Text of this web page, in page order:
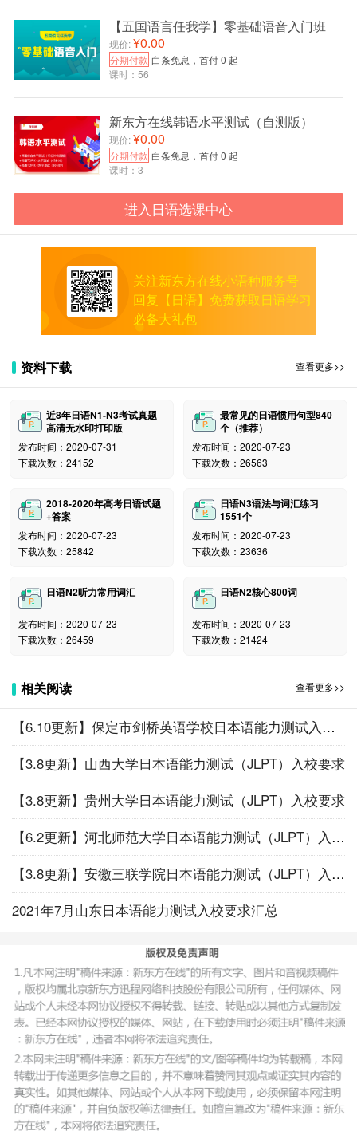
N2
与原日本语能力测试2级水平基本相同。
N3
设)。
N4
与原日本语能力测试4级水平基本相同。
*“N”代表“Nihongo(日语)”、“New(新)”的意思。
3.问：新“日本语能力测试”每年举办几次?
答：每年举行两次，分别安排在7月份和12月份。
4.问：如何报名参加新“日本语能力测试”?
答：仍采取网上报名的方式。考生可直接上网注册
个人信息，网上支付考费，考点不受理报名事宜。日本
语能力测试报名网址是http://www.etest.edu.cn(教育
网);http://www.etest.net.cn(公网)
答：网上报名要求电脑应与互联网连接并且装有网
络浏览器(最好是Microsoft IE6.0以上版本浏览器)。推荐
显示分辨率为1024*768。必须使用简体中文操作系统输
入数字。
6.问：报名需要什么条件?
答：报名没有年龄、职业、学历、地区、民族、国
7.问：报名所使用的证件有何要求?
答：关于证件使用方面，日本语能力测试在报名和
考试时规定考生可以使用的有效的证件：
中国大陆考生必须使用有效中华人民共和国居民身
份证
香港、澳门地区考生必须使用有效香港、澳门身份
证;台湾地区考生必须使用有效台湾居民往来大陆通行证
外国籍考生必须使用有效护照
中国军人必须使用有效的身份证、军官证、士兵
考生报名时须如实、准确提交身份证信息，包括：
证件类型、证件号码、姓名、拼音姓名、性别和出生日
期，确认提交后，不得更改，并将打印在准考证上;考生
在考试日须携带与准考证信息一致的有效身份证原件。
出现下列情况之一，考点将拒绝考生入场，并不予
改期考试或退还考费：
抵达考点与网上报名所选考点不一致;
未携带准考证或规定的有效身份证件;
【五国语言任我学】零基础语音入门班
现价:¥0.00
分期付款 白条免息，首付 0 起
课时：56
新东方在线韩语水平测试（自测版）
现价:¥0.00
分期付款 白条免息，首付 0 起
课时：3
进入日语选课中心
关注新东方在线小语种服务号
回复【日语】免费获取日语学习
必备大礼包
资料下载 查看更多>>
近8年日语N1-N3考试真题
高清无水印打印版
发布时间：2020-07-31
下载次数：24152
最常见的日语惯用句型840
个（推荐）
发布时间：2020-07-23
下载次数：26563
2018-2020年高考日语试题
+答案
发布时间：2020-07-23
下载次数：25842
日语N3语法与词汇练习
1551个
发布时间：2020-07-23
下载次数：23636
日语N2听力常用词汇
发布时间：2020-07-23
下载次数：26459
日语N2核心800词
发布时间：2020-07-23
下载次数：21424
相关阅读 查看更多>>
【6.10更新】保定市剑桥英语学校日本语能力测试入校要求
【3.8更新】山西大学日本语能力测试（JLPT）入校要求
【3.8更新】贵州大学日本语能力测试（JLPT）入校要求
【6.2更新】河北师范大学日本语能力测试（JLPT）入校要求
【3.8更新】安徽三联学院日本语能力测试（JLPT）入校要求
2021年7月山东日本语能力测试入校要求汇总